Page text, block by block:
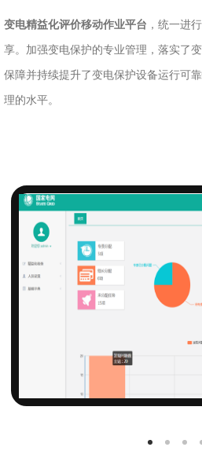
变电精益化评价移动作业平台 ，统一进
享。加强变电保护的专业管理，落实了
保障并持续提升了变电保护设备运行可
理的水平。